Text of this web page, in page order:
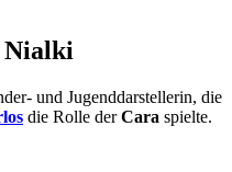
Nialki
und Jugenddarstellerin, die
die Rolle derCara spielte.